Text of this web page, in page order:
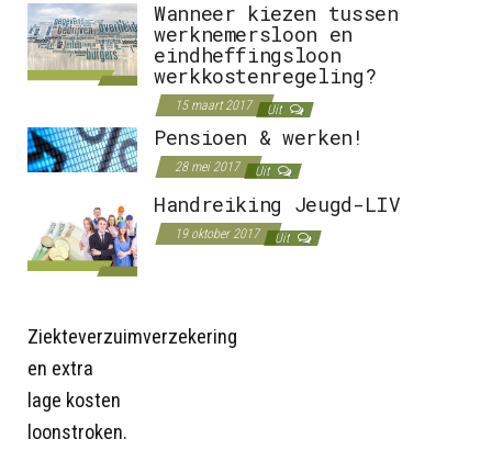
Wanneer kiezen tussen
werknemersloon en
eindheffingsloon
werkkostenregeling?
15 maart 2017 Uit
Pensioen & werken!
28 mei 2017 Uit
Handreiking Jeugd-LIV
19 oktober 2017 Uit
Ziekteverzuimverzekering
en extra
lage kosten
loonstroken.